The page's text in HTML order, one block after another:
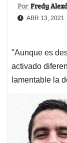
Por Fredy
ABR 13, 2021
"Aunque es
activado
lamentable la